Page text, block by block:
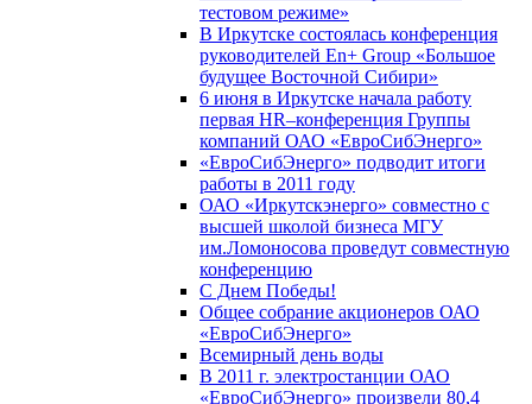
тестовом режиме»
В Иркутске состоялась конференция
руководителей En+ Group «Большое
будущее Восточной Сибири»
6 июня в Иркутске начала работу
первая HR–конференция Группы
компаний ОАО «ЕвроСибЭнерго»
«ЕвроСибЭнерго» подводит итоги
работы в 2011 году
ОАО «Иркутскэнерго» совместно с
высшей школой бизнеса МГУ
им.Ломоносова проведут совместную
конференцию
С Днем Победы!
Общее собрание акционеров ОАО
«ЕвроСибЭнерго»
Всемирный день воды
В 2011 г. электростанции ОАО
«ЕвроСибЭнерго» произвели 80,4